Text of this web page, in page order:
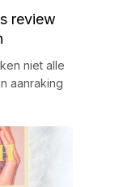
review
niet alle
aanraking